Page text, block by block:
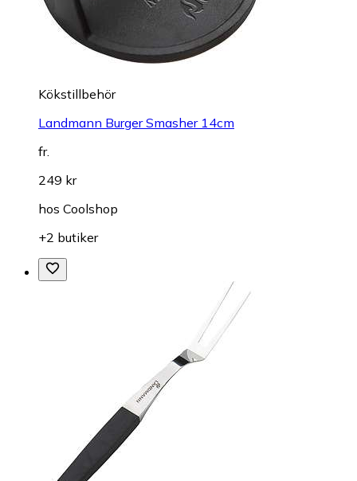
Kökstillbehör
Landmann Burger Smasher 14cm
fr.
249 kr
hos Coolshop
+2 butiker